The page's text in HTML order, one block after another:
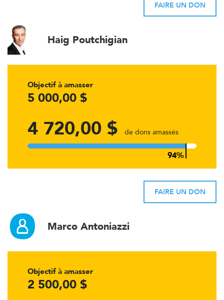
FAIRE UN DON
Haig Poutchigian
Objectif à amasser
5 000,00 $
4 720,00 $ de dons amassés
FAIRE UN DON
Marco Antoniazzi
Objectif à amasser
2 500,00 $